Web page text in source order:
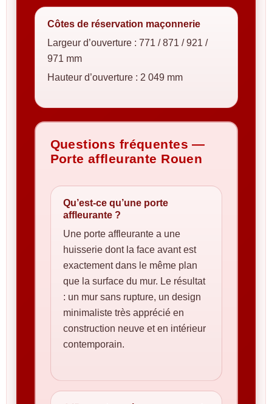
Côtes de réservation maçonnerie
Largeur d’ouverture : 771 / 871 / 921 /
971 mm
Hauteur d’ouverture : 2 049 mm
Questions fréquentes —
Porte affleurante Rouen
Qu’est-ce qu’une porte
affleurante ?
Une porte affleurante a une
huisserie dont la face avant est
exactement dans le même plan
que la surface du mur. Le résultat
: un mur sans rupture, un design
minimaliste très apprécié en
construction neuve et en intérieur
contemporain.